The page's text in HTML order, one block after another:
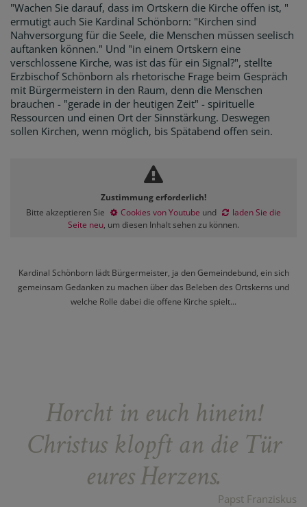
"Wachen Sie darauf, dass im Ortskern die Kirche offen ist, "
ermutigt auch Sie Kardinal Schönborn: "Kirchen sind
Nahversorgung für die Seele, die Menschen müssen seelisch
auftanken können." Und "in einem Ortskern eine
verschlossene Kirche, was ist das für ein Signal?", stellte
Erzbischof Schönborn als rhetorische Frage beim Gespräch
mit Bürgermeistern in den Raum, denn die Menschen
brauchen - "gerade in der heutigen Zeit" - spirituelle
Ressourcen und einen Ort der Sinnstärkung. Deswegen
sollen Kirchen, wenn möglich, bis Spätabend offen sein.
Zustimmung erforderlich!
Bitte akzeptieren Sie
Cookies von Youtube und
laden Sie die
Seite neu, um diesen Inhalt sehen zu können.
Kardinal Schönborn lädt Bürgermeister, ja den Gemeindebund, ein sich
gemeinsam Gedanken zu machen über das Beleben des Ortskerns und
welche Rolle dabei die offene Kirche spielt...
Horcht in euch hinein!
Christus klopft an die Tür
eures Herzens.
Papst Franziskus